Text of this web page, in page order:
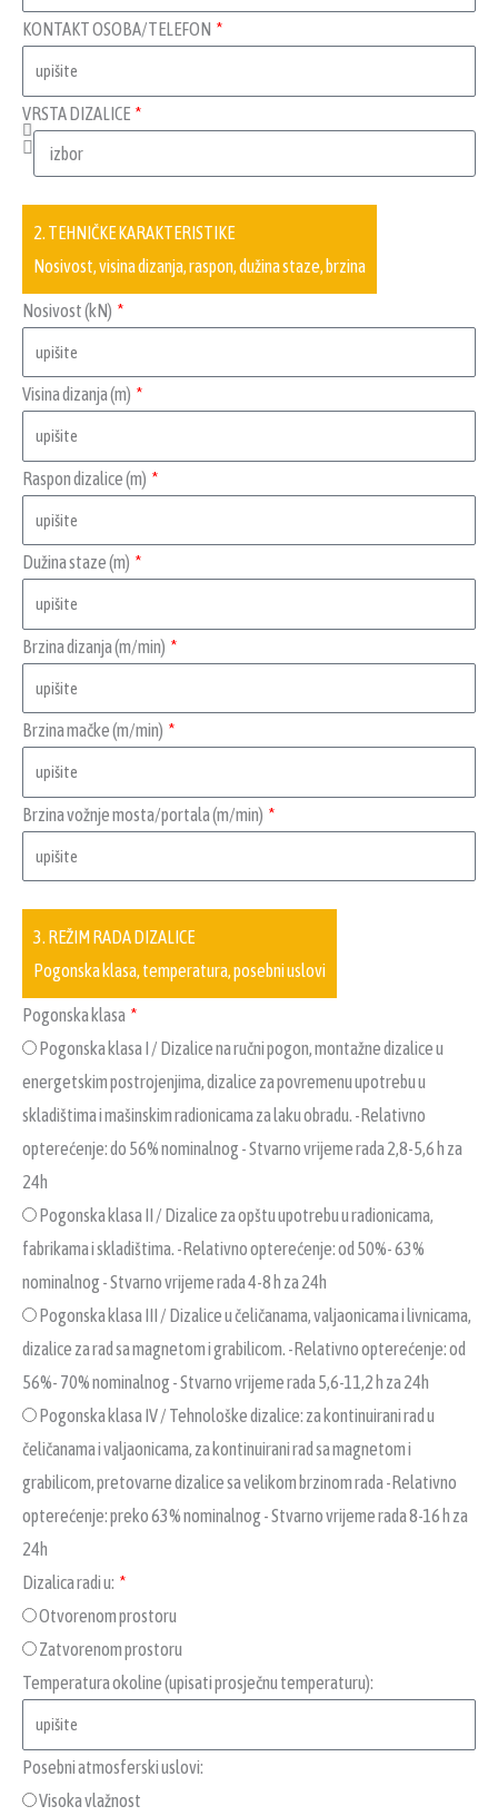
KONTAKT OSOBA/TELEFON
VRSTA DIZALICE
2. TEHNIČKE KARAKTERISTIKE
Nosivost, visina dizanja, raspon, dužina staze, brzina
Nosivost (kN)
Visina dizanja (m)
Raspon dizalice (m)
Dužina staze (m)
Brzina dizanja (m/min)
Brzina mačke (m/min)
Brzina vožnje mosta/portala (m/min)
3. REŽIM RADA DIZALICE
Pogonska klasa, temperatura, posebni uslovi
Pogonska klasa
Pogonska klasa I / Dizalice na ručni pogon, montažne dizalice u
energetskim postrojenjima, dizalice za povremenu upotrebu u
skladištima i mašinskim radionicama za laku obradu. -Relativno
opterećenje: do 56% nominalnog - Stvarno vrijeme rada 2,8-5,6 h za
24h
Pogonska klasa II / Dizalice za opštu upotrebu u radionicama,
fabrikama i skladištima. -Relativno opterećenje: od 50%- 63%
nominalnog - Stvarno vrijeme rada 4-8 h za 24h
Pogonska klasa III / Dizalice u čeličanama, valjaonicama i livnicama,
dizalice za rad sa magnetom i grabilicom. -Relativno opterećenje: od
56%- 70% nominalnog - Stvarno vrijeme rada 5,6-11,2 h za 24h
Pogonska klasa IV / Tehnološke dizalice: za kontinuirani rad u
čeličanama i valjaonicama, za kontinuirani rad sa magnetom i
grabilicom, pretovarne dizalice sa velikom brzinom rada -Relativno
opterećenje: preko 63% nominalnog - Stvarno vrijeme rada 8-16 h za
24h
Dizalica radi u:
Otvorenom prostoru
Zatvorenom prostoru
Temperatura okoline (upisati prosječnu temperaturu):
Posebni atmosferski uslovi:
Visoka vlažnost